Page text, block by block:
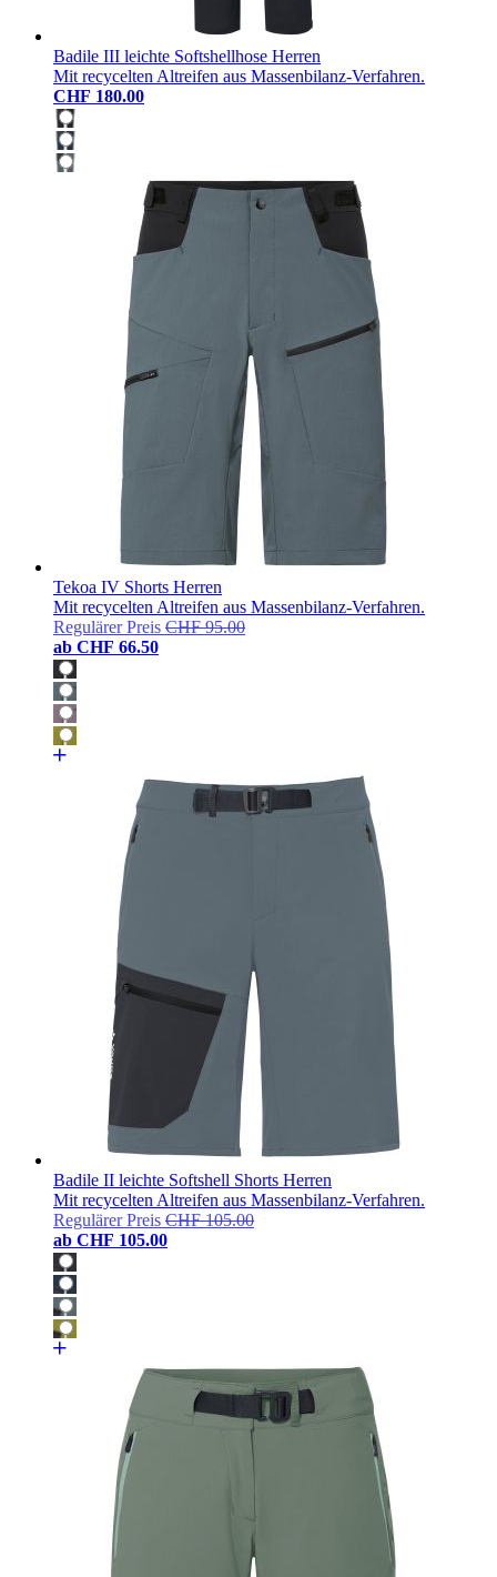
Badile III leichte Softshellhose Herren
Mit recycelten Altreifen aus Massenbilanz-Verfahren.
CHF 180.00
Tekoa IV Shorts Herren
Mit recycelten Altreifen aus Massenbilanz-Verfahren.
Regulärer Preis CHF 95.00
ab CHF 66.50
Badile II leichte Softshell Shorts Herren
Mit recycelten Altreifen aus Massenbilanz-Verfahren.
Regulärer Preis CHF 105.00
ab CHF 105.00